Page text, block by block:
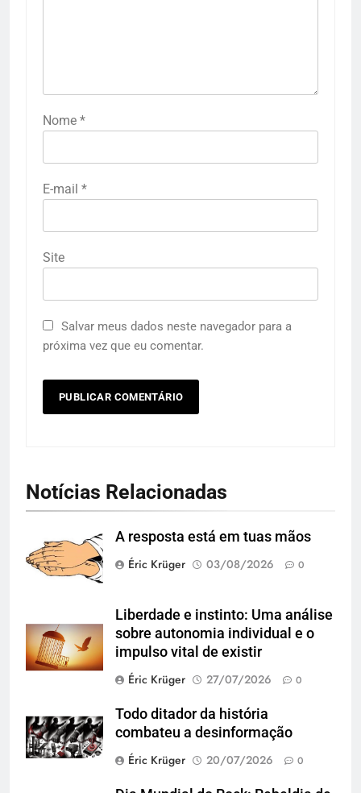
Nome *
E-mail *
Site
Salvar meus dados neste navegador para a
próxima vez que eu comentar.
Notícias Relacionadas
A resposta está em tuas mãos
Éric Krüger
03/08/2026 0
Liberdade e instinto: Uma análise
sobre autonomia individual e o
impulso vital de existir
Éric Krüger
27/07/2026 0
Todo ditador da história
combateu a desinformação
Éric Krüger
20/07/2026 0